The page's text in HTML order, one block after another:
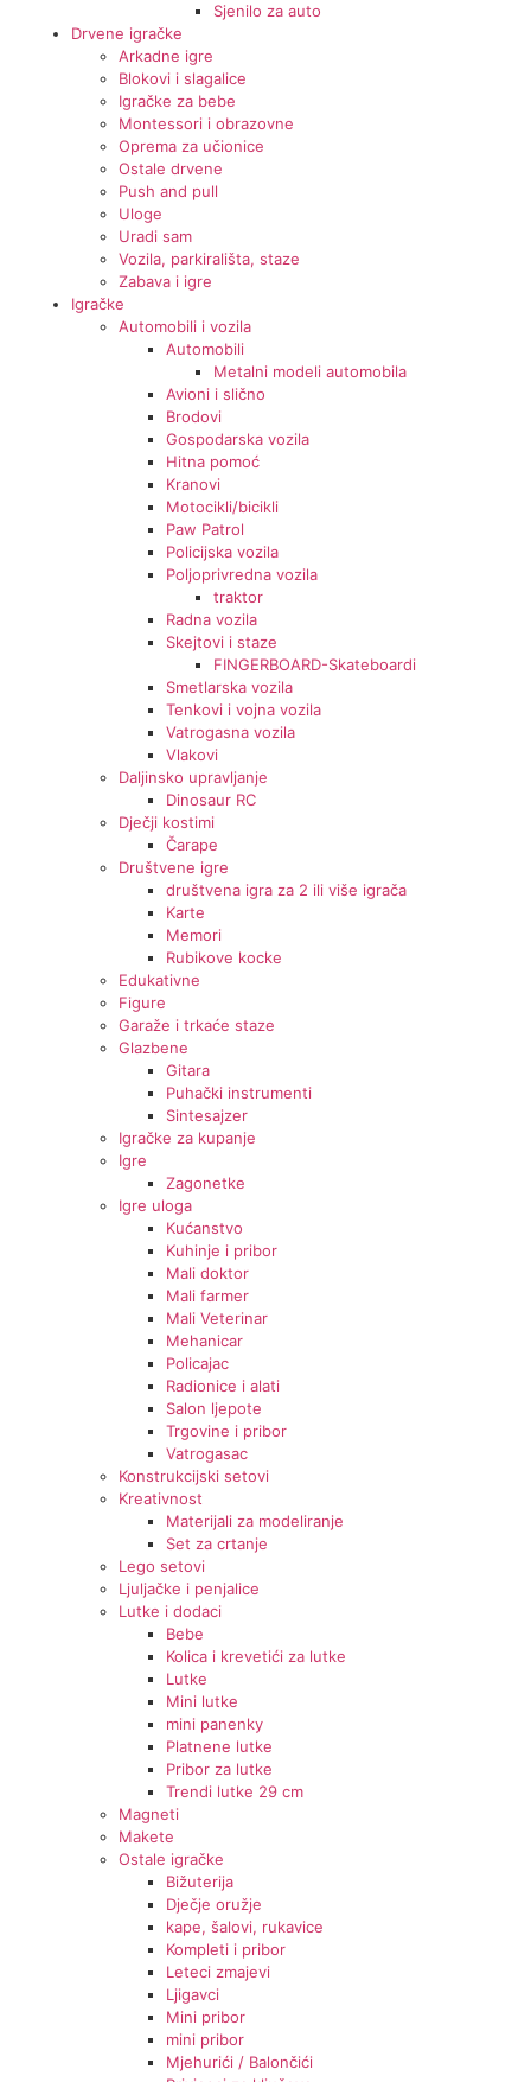
Sjenilo za auto
Drvene igračke
Arkadne igre
Blokovi i slagalice
Igračke za bebe
Montessori i obrazovne
Oprema za učionice
Ostale drvene
Push and pull
Uloge
Uradi sam
Vozila, parkirališta, staze
Zabava i igre
Igračke
Automobili i vozila
Automobili
Metalni modeli automobila
Avioni i slično
Brodovi
Gospodarska vozila
Hitna pomoć
Kranovi
Motocikli/bicikli
Paw Patrol
Policijska vozila
Poljoprivredna vozila
traktor
Radna vozila
Skejtovi i staze
FINGERBOARD-Skateboardi
Smetlarska vozila
Tenkovi i vojna vozila
Vatrogasna vozila
Vlakovi
Daljinsko upravljanje
Dinosaur RC
Dječji kostimi
Čarape
Društvene igre
društvena igra za 2 ili više igrača
Karte
Memori
Rubikove kocke
Edukativne
Figure
Garaže i trkaće staze
Glazbene
Gitara
Puhački instrumenti
Sintesajzer
Igračke za kupanje
Igre
Zagonetke
Igre uloga
Kućanstvo
Kuhinje i pribor
Mali doktor
Mali farmer
Mali Veterinar
Mehanicar
Policajac
Radionice i alati
Salon ljepote
Trgovine i pribor
Vatrogasac
Konstrukcijski setovi
Kreativnost
Materijali za modeliranje
Set za crtanje
Lego setovi
Ljuljačke i penjalice
Lutke i dodaci
Bebe
Kolica i krevetići za lutke
Lutke
Mini lutke
mini panenky
Platnene lutke
Pribor za lutke
Trendi lutke 29 cm
Magneti
Makete
Ostale igračke
Bižuterija
Dječje oružje
kape, šalovi, rukavice
Kompleti i pribor
Leteci zmajevi
Ljigavci
Mini pribor
mini pribor
Mjehurići / Balončići